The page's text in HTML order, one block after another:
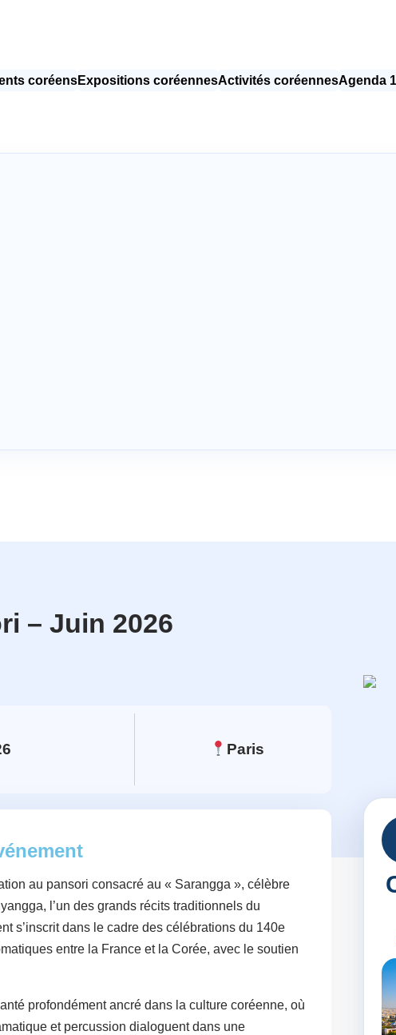
coréensExpositions coréennesActivités coréennesAgenda
– Juin 2026
Paris
au pansori consacré au « Sarangga », célèbre
l’un des grands récits traditionnels du
s’inscrit dans le cadre des célébrations du 140e
entre la France et la Corée, avec le soutien
profondément ancré dans la culture coréenne, où
et percussion dialoguent dans une